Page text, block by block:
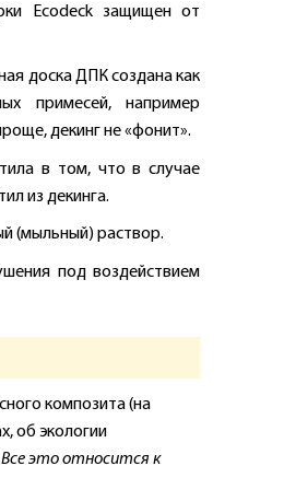
Ecodeck защищен от
доска ДПК создана как
примесей, например
декинг не «фонит».
в том, что в случае
из декинга.
(мыльный) раствор.
под воздействием
композита (на
об экологии
Все это относится к